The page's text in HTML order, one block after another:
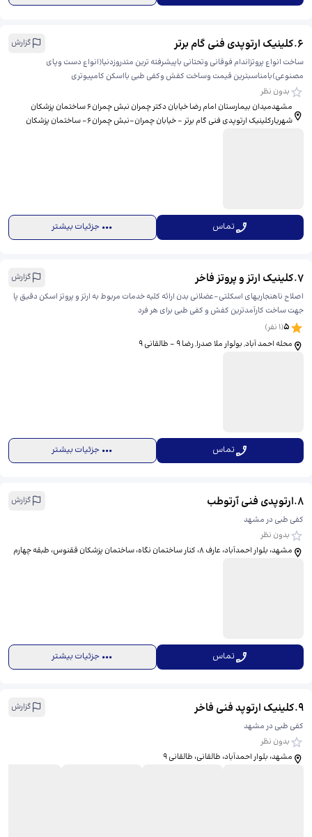
6
.کلینیک ارتوپدی فنی گام برتر
گزارش
ساخت انواع پروتزاندام فوقانی وتحتانی باپیشرفته ترین متدروزدنیا(انواع دست وپای
مصنوعی)بامناسبترین قیمت وساخت کفش وکفی طبی بااسکن کامپیوتری
بدون نظر
مشهدمیدان بیمارستان امام رضا خیابان دکتر چمران نبش چمران۶ ساختمان پزشکان
شهریارکلینیک ارتوپدی فنی گام برتر - خیابان چمران-نبش چمران۶- ساختمان پزشکان
تماس جزئیات بیشتر
7
.کلینیک ارتز و پروتز فاخر
گزارش
اصلاح ناهنجاریهای اسکلتی-عضلانی بدن ارائه کلیه خدمات مربوط به ارتز و پروتز اسکن دقیق پا
جهت ساخت کارآمدترین کفش و کفی طبی برای هر فرد
5
(
1 نفر)
محله احمد آباد, بولوار ملا صدرا, رضا ۹ - طالقانی ۹
تماس جزئیات بیشتر
8
.ارتوپدی فنی ٱرتوطب
گزارش
کفی طبی در مشهد
بدون نظر
مشهد، بلوار احمدآباد، عارف 8، کنار ساختمان نگاه، ساختمان پزشکان ققنوس، طبقه چهارم
تماس جزئیات بیشتر
9
.کلینیک ارتوپد فنی فاخر
گزارش
کفی طبی در مشهد
بدون نظر
مشهد، بلوار احمدآباد، طالقانی، طالقانی 9